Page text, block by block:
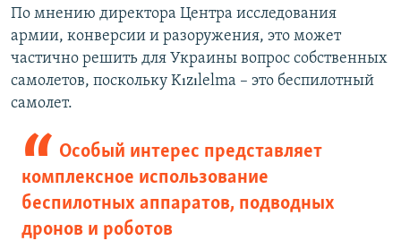
По мнению директора Центра исследования
армии, конверсии и разоружения, это может
частично решить для Украины вопрос собственных
самолетов, поскольку Kızılelma – это беспилотный
самолет.
Особый интерес представляет
комплексное использование
беспилотных аппаратов, подводных
дронов и роботов